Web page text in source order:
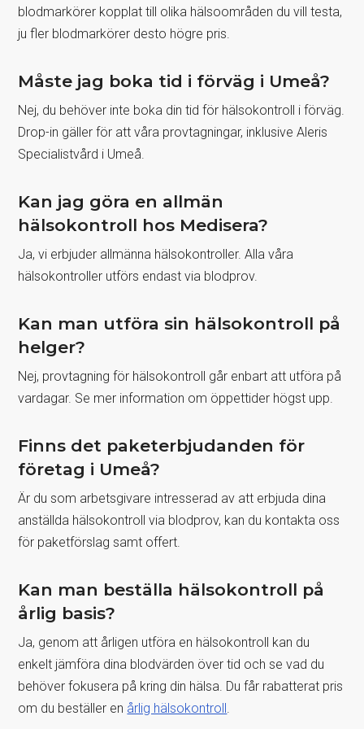
blodmarkörer kopplat till olika hälsoområden du vill testa,
ju fler blodmarkörer desto högre pris.
Måste jag boka tid i förväg i Umeå?
Nej, du behöver inte boka din tid för hälsokontroll i förväg.
Drop-in gäller för att våra provtagningar, inklusive Aleris
Specialistvård i Umeå.
Kan jag göra en allmän
hälsokontroll hos Medisera?
Ja, vi erbjuder allmänna hälsokontroller. Alla våra
hälsokontroller utförs endast via blodprov.
Kan man utföra sin hälsokontroll på
helger?
Nej, provtagning för hälsokontroll går enbart att utföra på
vardagar. Se mer information om öppettider högst upp.
Finns det paketerbjudanden för
företag i Umeå?
Är du som arbetsgivare intresserad av att erbjuda dina
anställda hälsokontroll via blodprov, kan du kontakta oss
för paketförslag samt offert.
Kan man beställa hälsokontroll på
årlig basis?
Ja, genom att årligen utföra en hälsokontroll kan du
enkelt jämföra dina blodvärden över tid och se vad du
behöver fokusera på kring din hälsa. Du får rabatterat pris
om du beställer en årlig hälsokontroll